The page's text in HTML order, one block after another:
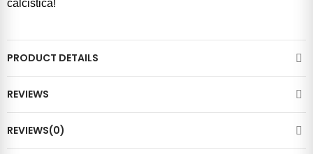
calcistica!
PRODUCT DETAILS
REVIEWS
REVIEWS(0)